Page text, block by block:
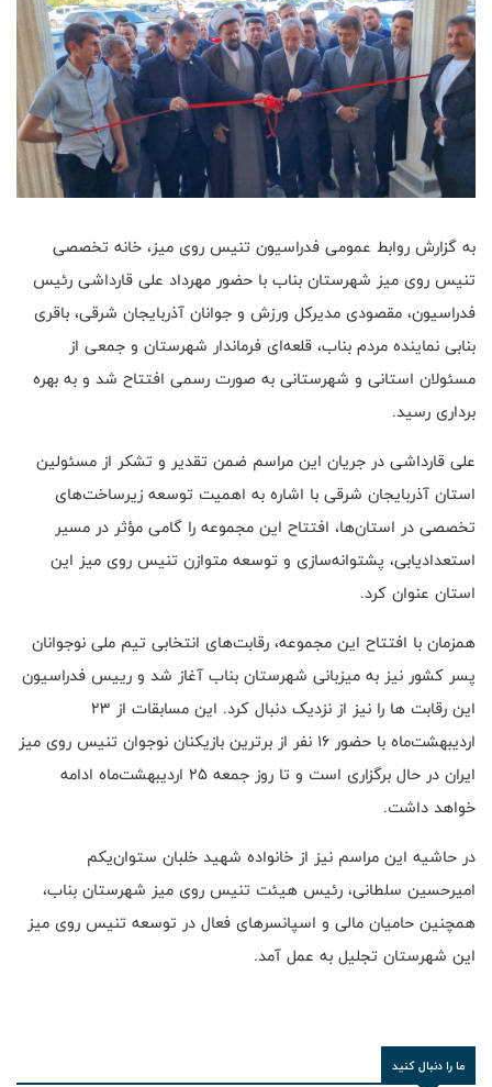
به گزارش روابط عمومی فدراسیون تنیس روی میز، خانه تخصصی
تنیس روی میز شهرستان بناب با حضور مهرداد علی قارداشی رئیس
فدراسیون، مقصودی مدیرکل ورزش و جوانان آذربایجان شرقی، باقری
بنابی نماینده مردم بناب، قلعه‌ای فرماندار شهرستان و جمعی از
مسئولان استانی و شهرستانی به صورت رسمی افتتاح شد و به بهره
برداری رسید.
علی قارداشی در جریان این مراسم ضمن تقدیر و تشکر از مسئولین
استان آذربایجان شرقی با اشاره به اهمیت توسعه زیرساخت‌های
تخصصی در استان‌ها، افتتاح این مجموعه را گامی مؤثر در مسیر
استعدادیابی، پشتوانه‌سازی و توسعه متوازن تنیس روی میز این
استان عنوان کرد.
همزمان با افتتاح این مجموعه، رقابت‌های انتخابی تیم ملی نوجوانان
پسر کشور نیز به میزبانی شهرستان بناب آغاز شد و رییس فدراسیون
این رقابت ها را نیز از نزدیک دنبال کرد‌. این مسابقات از ۲۳
اردیبهشت‌ماه با حضور ۱۶ نفر از برترین بازیکنان نوجوان تنیس روی میز
ایران در حال برگزاری است و تا روز جمعه ۲۵ اردیبهشت‌ماه ادامه
خواهد داشت.
در حاشیه این مراسم نیز از خانواده شهید خلبان ستوان‌یکم
امیرحسین سلطانی، رئیس هیئت تنیس روی میز شهرستان بناب،
همچنین حامیان مالی و اسپانسرهای فعال در توسعه تنیس روی میز
این شهرستان تجلیل به عمل آمد.
ما را دنبال کنید